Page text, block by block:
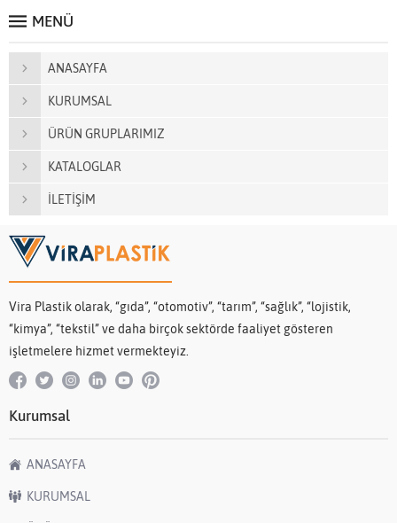
MENÜ
ANASAYFA
KURUMSAL
ÜRÜN GRUPLARIMIZ
KATALOGLAR
İLETİŞİM
Vira Plastik olarak, “gıda”, “otomotiv”, “tarım”, “sağlık”, “lojistik,
“kimya”, “tekstil” ve daha birçok sektörde faaliyet gösteren
işletmelere hizmet vermekteyiz.
Kurumsal
ANASAYFA
KURUMSAL